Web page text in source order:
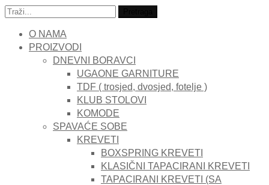
Traži:
O NAMA
PROIZVODI
DNEVNI BORAVCI
UGAONE GARNITURE
TDF ( trosjed, dvosjed, fotelje )
KLUB STOLOVI
KOMODE
SPAVAĆE SOBE
KREVETI
BOXSPRING KREVETI
KLASIČNI TAPACIRANI KREVETI
TAPACIRANI KREVETI (SA